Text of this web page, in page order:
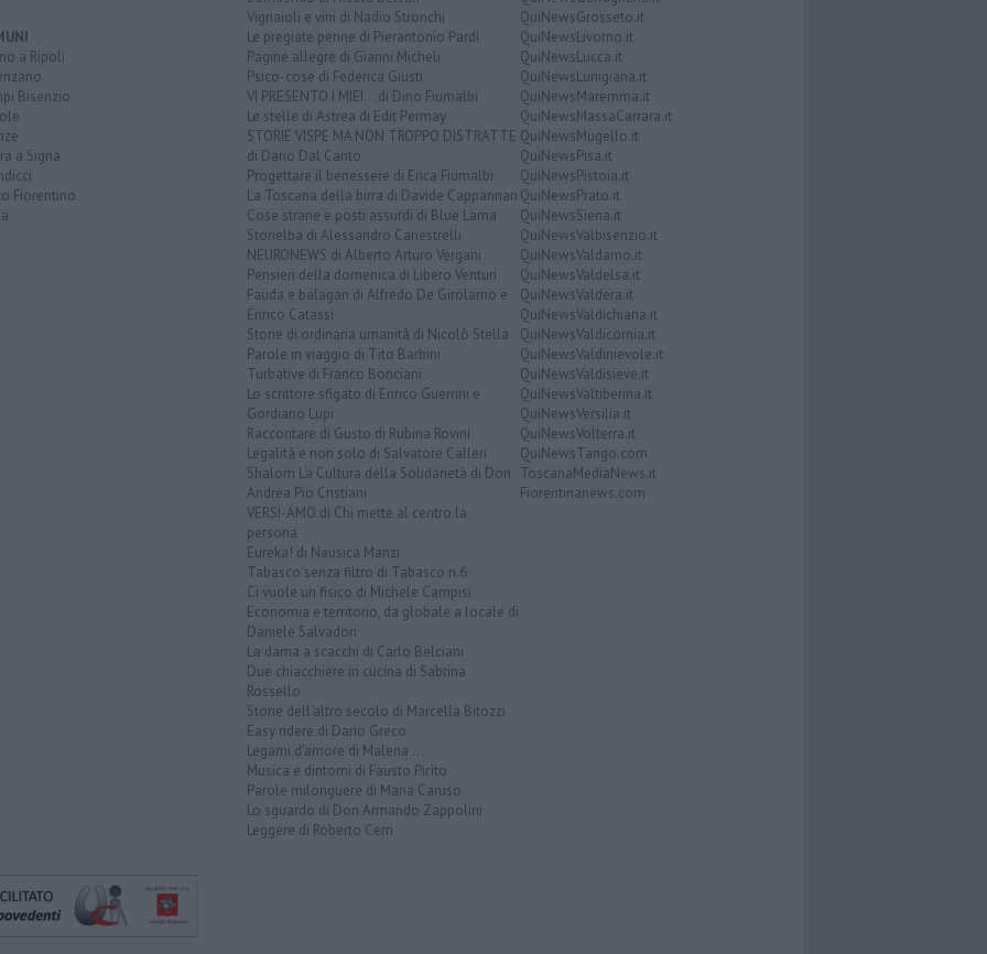
a Ripoli
Bisenzio
a Signa
Fiorentino
Vignaioli e vini di Nadio Stronchi
Le pregiate penne di Pierantonio Pardi
Pagine allegre di Gianni Micheli
Psico-cose di Federica Giusti
VI PRESENTO I MIEI... di Dino Fiumalbi
Le stelle di Astrea di Edit Permay
STORIE VISPE MA NON TROPPO DISTRATTE
di Dario Dal Canto
Progettare il benessere di Erica Fiumalbi
La Toscana della birra di Davide Cappannari
Cose strane e posti assurdi di Blue Lama
Storielba di Alessandro Canestrelli
NEURONEWS di Alberto Arturo Vergani
Pensieri della domenica di Libero Venturi
Fauda e balagan di Alfredo De Girolamo e
Enrico Catassi
Storie di ordinaria umanità di Nicolò Stella
Parole in viaggio di Tito Barbini
Turbative di Franco Bonciani
Lo scrittore sfigato di Enrico Guerrini e
Gordiano Lupi
Raccontare di Gusto di Rubina Rovini
Legalità e non solo di Salvatore Calleri
Shalom La Cultura della Solidarietà di Don
Andrea Pio Cristiani
VERSI-AMO di Chi mette al centro la
persona
Eureka! di Nausica Manzi
Tabasco senza filtro di Tabasco n.6
Ci vuole un fisico di Michele Campisi
Economia e territorio, da globale a locale di
Daniele Salvadori
La dama a scacchi di Carlo Belciani
Due chiacchiere in cucina di Sabrina
Rossello
Storie dell'altro secolo di Marcella Bitozzi
Easy ridere di Dario Greco
Legami d'amore di Malena ...
Musica e dintorni di Fausto Pirìto
Parole milonguere di Maria Caruso
Lo sguardo di Don Armando Zappolini
Leggere di Roberto Cerri
QuiNewsGrosseto.it
QuiNewsLivorno.it
QuiNewsLucca.it
QuiNewsLunigiana.it
QuiNewsMaremma.it
QuiNewsMassaCarrara.it
QuiNewsMugello.it
QuiNewsPisa.it
QuiNewsPistoia.it
QuiNewsPrato.it
QuiNewsSiena.it
QuiNewsValbisenzio.it
QuiNewsValdarno.it
QuiNewsValdelsa.it
QuiNewsValdera.it
QuiNewsValdichiana.it
QuiNewsValdicornia.it
QuiNewsValdinievole.it
QuiNewsValdisieve.it
QuiNewsValtiberina.it
QuiNewsVersilia.it
QuiNewsVolterra.it
QuiNewsTango.com
ToscanaMediaNews.it
Fiorentinanews.com